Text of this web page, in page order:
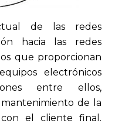
de las redes
hacia las redes
que proporcionan
electrónicos
entre ellos,
de la
el cliente final.